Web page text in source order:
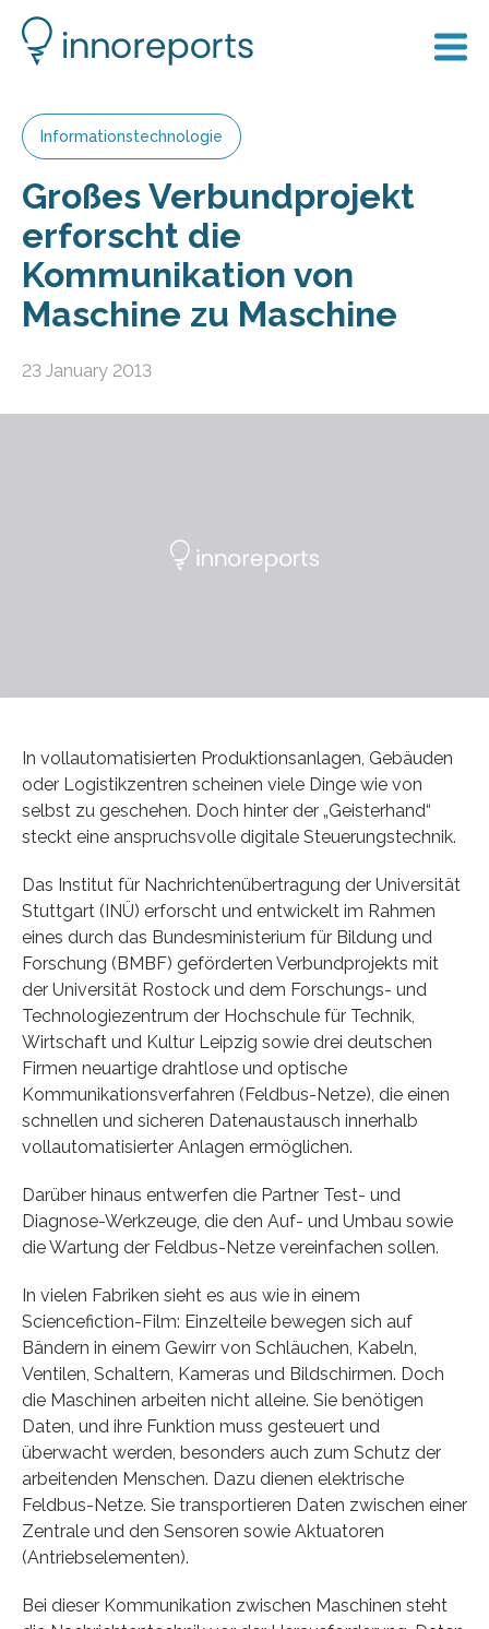
Informationstechnologie
Großes Verbundprojekt
erforscht die
Kommunikation von
Maschine zu Maschine
23 January 2013
In vollautomatisierten Produktionsanlagen, Gebäuden
oder Logistikzentren scheinen viele Dinge wie von
selbst zu geschehen. Doch hinter der „Geisterhand“
steckt eine anspruchsvolle digitale Steuerungstechnik.
Das Institut für Nachrichtenübertragung der Universität
Stuttgart (INÜ) erforscht und entwickelt im Rahmen
eines durch das Bundesministerium für Bildung und
Forschung (BMBF) geförderten Verbundprojekts mit
der Universität Rostock und dem Forschungs- und
Technologiezentrum der Hochschule für Technik,
Wirtschaft und Kultur Leipzig sowie drei deutschen
Firmen neuartige drahtlose und optische
Kommunikationsverfahren (Feldbus-Netze), die einen
schnellen und sicheren Datenaustausch innerhalb
vollautomatisierter Anlagen ermöglichen.
Darüber hinaus entwerfen die Partner Test- und
Diagnose-Werkzeuge, die den Auf- und Umbau sowie
die Wartung der Feldbus-Netze vereinfachen sollen.
In vielen Fabriken sieht es aus wie in einem
Sciencefiction-Film: Einzelteile bewegen sich auf
Bändern in einem Gewirr von Schläuchen, Kabeln,
Ventilen, Schaltern, Kameras und Bildschirmen. Doch
die Maschinen arbeiten nicht alleine. Sie benötigen
Daten, und ihre Funktion muss gesteuert und
überwacht werden, besonders auch zum Schutz der
arbeitenden Menschen. Dazu dienen elektrische
Feldbus-Netze. Sie transportieren Daten zwischen einer
Zentrale und den Sensoren sowie Aktuatoren
(Antriebselementen).
Bei dieser Kommunikation zwischen Maschinen steht